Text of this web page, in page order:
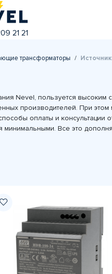
21 21
трансформаторы
Nevel, пользуется
производителей. При
оплаты и консультации
минимальными. Все это